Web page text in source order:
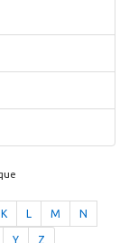
K L M N
Y Z